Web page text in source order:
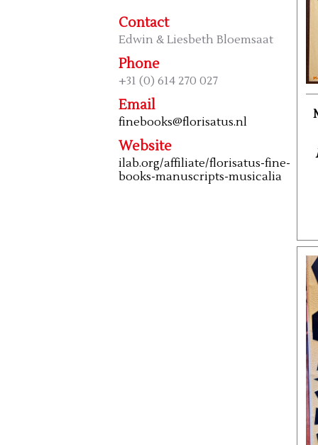
Contact
Edwin & Liesbeth Bloemsaat
Phone
+31 (0) 614 270 027
Email
finebooks@florisatus.nl
Website
ilab.org/affiliate/florisatus-fine-
books-manuscripts-musicalia